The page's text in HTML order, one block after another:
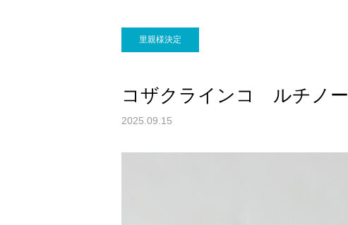
里親様決定
コザクラインコ ルチノー
2025.09.15